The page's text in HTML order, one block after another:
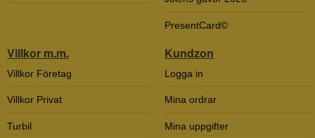
PresentCard©
Villkor m.m.
Villkor Företag
Villkor Privat
Turbil
Kundzon
Logga in
Mina ordrar
Mina uppgifter